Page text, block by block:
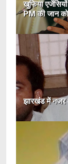
खुफिया
PM की जान
झारखंड में नजर